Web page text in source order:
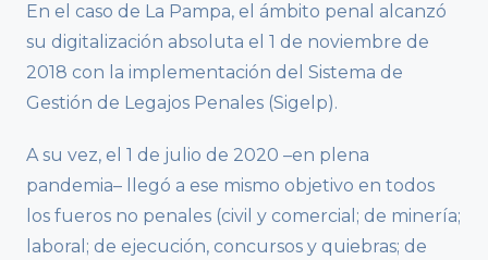
En el caso de La Pampa, el ámbito penal alcanzó
su digitalización absoluta el 1 de noviembre de
2018 con la implementación del Sistema de
Gestión de Legajos Penales (Sigelp).
A su vez, el 1 de julio de 2020 –en plena
pandemia– llegó a ese mismo objetivo en todos
los fueros no penales (civil y comercial; de minería;
laboral; de ejecución, concursos y quiebras; de